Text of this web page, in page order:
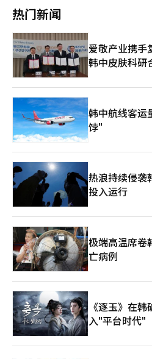
的批准，以及一类城市标准的认可等都是主要
发构想的韩国土地住房公司（LH）
示：“旧北宁市东南部新城项目目前
宁省城市空间开发中具有重要意义
设成为创意城市，成为越南城市开发的典范。 金部
宁省在经济和社会发展方面的成就
韩国企业已在北宁省投资，表明北宁
角色。”同时，他表示：“韩国准备
发、智慧城市建设和现代交通管理领域分享
确表示了在北宁省推进大规模开发
省能尽快批准约223.5公顷的旧北宁
针，预计总投资额为19万7800亿越
发和应对城市化的可持续解决方案等
流。 ※ 本报道经人工智能（AI）系
拓展未来合作的新领域。” 李总统强
性。他表示：“智利是全球绿色产业
进制造领域具备全球竞争力。” 李
利梅希奥内斯的贵金属回收工厂，该
德尔科分别出资66%和34%运营。
德尔科铜冶炼过程中产生的副产品
高附加值金属。被视为结合智利原材
升附加值的典型合作案例。 李总统
将全球经济秩序变革的危机转化为共
力支持两国企业共同引领市场。” 智
·托雷斯介绍，韩国在2025年将成为
易伙伴。他指出，自2020年以来，
示将在9月派遣由企业、经济团体和
济代表团访韩。 托雷斯副部长提议
新，向创造新附加值的更深层次合
济、可再生能源、人工智能和机器
化、环境、知识产权及农产品市场
协定现代化谈判。 担任韩·智利民
贤OCI控股公司会长表示：“两国是
殊伙伴”，并期待此次活动能成为新
一”。 李会长强调：“OCI也将基于
源储存装置（ESS）等全球业务经
资源和核心矿物的智利的未来合作，
将成为新的增长机会。”※ 本报道经
辑。
乙烯等原材料，保持稳定的生产和销售体
料部门的销售额为3003亿韩元，营
太阳能材料的销售良好，盈利能力得到改善。 美国
的关税的效果也反映在业绩中。汉华
上表示：“对之前缴纳的进口关税的
元以销售成本抵扣的形式反映，改善了盈利。”
太阳能模块的销售量较上一季度有所
季度模块出货量约为2.5GW，较第二季
半年出货量的增加能够带来盈利能力
资金压力也可能会有所缓解。汉华
发行价格为每股2万2100韩元，因此
万亿韩元，仅为原计划的2.4万亿韩元的一半。 汉华
将筹集的资金投入到美国太阳能生产
要提高通过营业活动创造现金的能力，以
国太阳能公司提出的将韩国生产的
解决方案预计对业务的影响有限。该
尚未开始正式调查。 汉华解决方案表示：“我们的生产体系和供
应链与请求中提出的主张明显不同
明并不属于绕道出口。” 此外，汉华还提到：“2023年马来西亚
的Qcell工厂也曾提出类似请求，但
的判定，因此预计此次事件对我们的
华解决方案认为国内太阳能市场是中
2030年建设100GW的可再生能源设
的需求，包括农用太阳能等。 汉华解决方案表示：“我们并不急
于提高国内生产设施的开工率，而是
进行准备。如果实施类似于韩国版通
策，国内业务也将获得额外的增长潜力。” 在宇宙太阳
汉华解决方案正在与全球机构和企业
示：“我们正在与全球知名机构和行
热门新闻
爱敬产业携手
韩中皮肤科研
韩中航线客运
饽"
热浪持续侵袭
投入运行
极端高温席卷
亡病例
《逐玉》在
入"平台时代"